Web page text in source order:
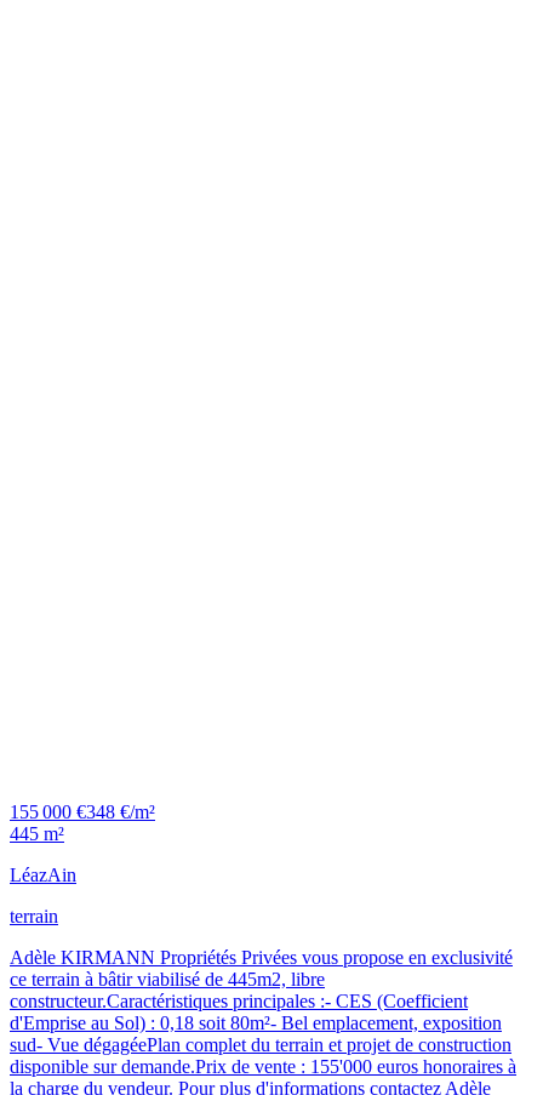
155 000 €348 €/m²
445 m²
LéazAin
terrain
Adèle KIRMANN Propriétés Privées vous propose en exclusivité
ce terrain à bâtir viabilisé de 445m2, libre
constructeur.Caractéristiques principales :- CES (Coefficient
d'Emprise au Sol) : 0,18 soit 80m²- Bel emplacement, exposition
sud- Vue dégagéePlan complet du terrain et projet de construction
disponible sur demande.Prix de vente : 155'000 euros honoraires à
la charge du vendeur. Pour plus d'informations contactez Adèle